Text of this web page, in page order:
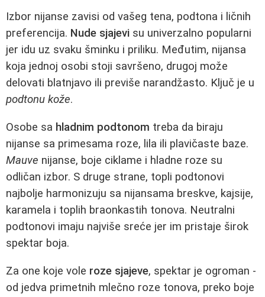
Izbor nijanse zavisi od vašeg tena, podtona i ličnih
preferencija. Nude sjajevi su univerzalno popularni
jer idu uz svaku šminku i priliku. Međutim, nijansa
koja jednoj osobi stoji savršeno, drugoj može
delovati blatnjavo ili previše narandžasto. Ključ je u
podtonu kože.
Osobe sa hladnim podtonom treba da biraju
nijanse sa primesama roze, lila ili plavičaste baze.
Mauve nijanse, boje ciklame i hladne roze su
odličan izbor. S druge strane, topli podtonovi
najbolje harmonizuju sa nijansama breskve, kajsije,
karamela i toplih braonkastih tonova. Neutralni
podtonovi imaju najviše sreće jer im pristaje širok
spektar boja.
Za one koje vole roze sjajeve, spektar je ogroman -
od jedva primetnih mlečno roze tonova, preko boje